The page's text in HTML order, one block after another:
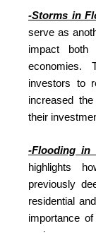
-Storms in
serve as
impact both
economies.
investors to
increased
their
-Flooding in
highlights
previously
residential
importance